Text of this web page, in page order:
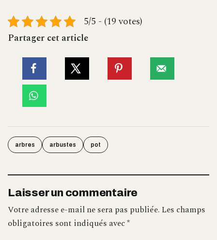
5/5 - (19 votes)
Partager cet article
arbres arbustes pot
Laisser un commentaire
Votre adresse e-mail ne sera pas publiée.Les champs
obligatoires sont indiqués avec*